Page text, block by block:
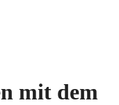
mit dem